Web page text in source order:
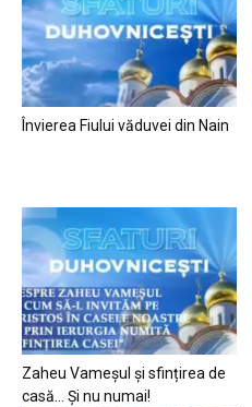
Învierea Fiului văduvei din Nain
Zaheu Vameșul și sfințirea de
casă… Și nu numai!